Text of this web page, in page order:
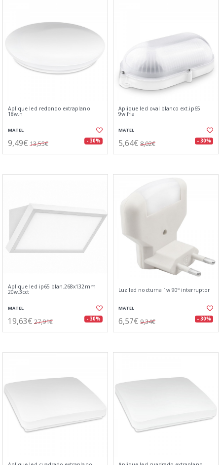
Aplique led redondo extraplano
18w.n
MATEL
9,49€ 13,55€ - 30%
Aplique led oval blanco ext.ip65
9w.fria
MATEL
5,64€ 8,02€ - 30%
Aplique led ip65 blan.268x132mm
20w.3cct
MATEL
19,63€ 27,91€ - 30%
Luz led nocturna 1w 90º interruptor
MATEL
6,57€ 9,34€ - 30%